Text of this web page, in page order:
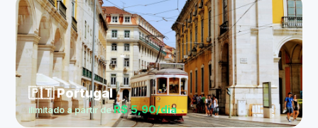
🇵🇹 Portugal
ilimitado a partir deR$ 5,90/dia